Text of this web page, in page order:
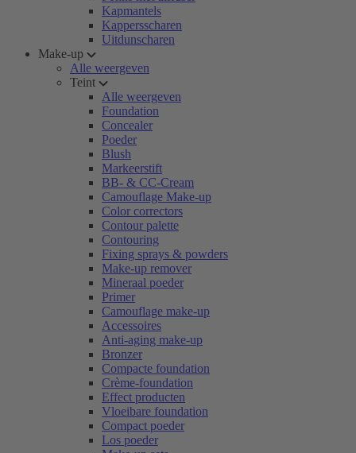
Kapmantels
Kappersscharen
Uitdunscharen
Make-up
Alle weergeven
Teint
Alle weergeven
Foundation
Concealer
Poeder
Blush
Markeerstift
BB- & CC-Cream
Camouflage Make-up
Color correctors
Contour palette
Contouring
Fixing sprays & powders
Make-up remover
Mineraal poeder
Primer
Camouflage make-up
Accessoires
Anti-aging make-up
Bronzer
Compacte foundation
Crème-foundation
Effect producten
Vloeibare foundation
Compact poeder
Los poeder